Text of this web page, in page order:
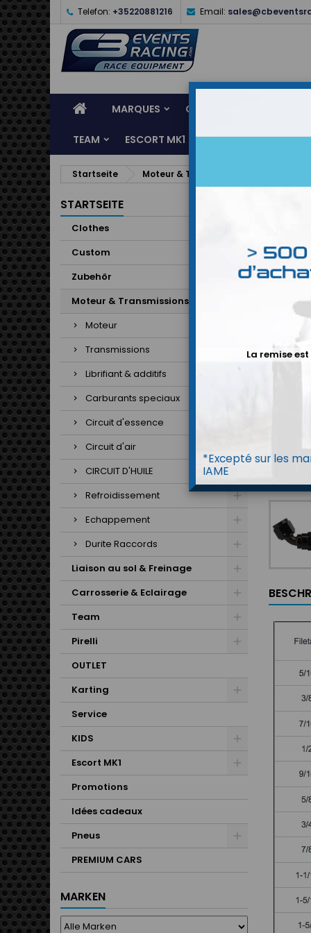
Telefon: +35220881216 Email:
MARQUES CASQUES
TEAM ESCORT MK1 KARTING
Startseite Moteur & Transmissions
STARTSEITE
Clothes
Custom
Zubehör
Moteur & Transmissions
Moteur
Transmissions
Librifiant & additifs
Carburants speciaux
Circuit d'essence
Circuit d'air
CIRCUIT D'HUILE
Refroidissement
Echappement
Durite Raccords
Liaison au sol & Freinage
Carrosserie & Eclairage
Team
Pirelli
OUTLET
Karting
Service
KIDS
Escort MK1
Promotions
Idées cadeaux
Pneus
PREMIUM CARS
MARKEN
La remise
*Excepté sur les
IAME